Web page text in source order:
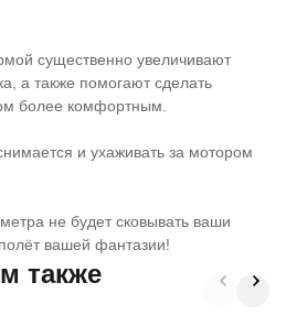
существенно увеличивают
а также помогают сделать
более комфортным.
и ухаживать за мотором
не будет сковывать ваши
вашей фантазии!
также